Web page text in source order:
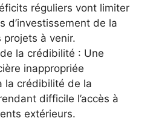
réguliers vont limiter
d’investissement de la
à venir.
la crédibilité : Une
inappropriée
la crédibilité de la
difficile l’accès à
extérieurs.